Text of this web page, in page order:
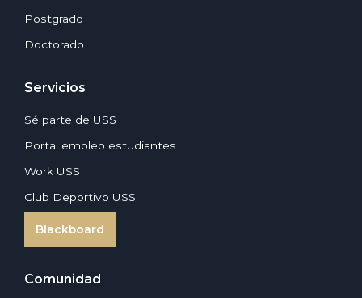
Postgrado
Doctorado
Servicios
Sé parte de USS
Portal empleo estudiantes
Work USS
Club Deportivo USS
Blackboard
Comunidad